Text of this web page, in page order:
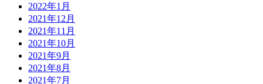
2022年1月
2021年12月
2021年11月
2021年10月
2021年9月
2021年8月
2021年7月